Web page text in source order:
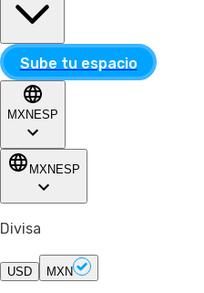
Sube tu espacio
MXN ESP
MXN ESP
Divisa
USD MXN